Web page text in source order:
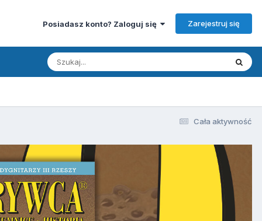
Posiadasz konto? Zaloguj się Zarejestruj się
Cała aktywność